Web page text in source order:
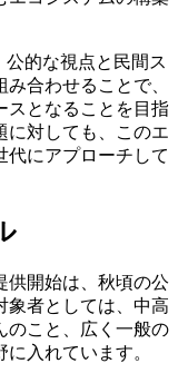
的な視点と民間ス
合わせることで、
スとなることを目指
に対しても、このエ
代にアプローチして
供開始は、秋頃の公
象者としては、中高
のこと、広く一般の
入れています。